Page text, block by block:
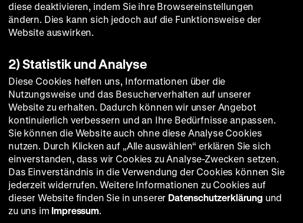
diese deaktivieren, indem Sie ihre Browsereinstellungen
ändern. Dies kann sich jedoch auf die Funktionsweise der
Website auswirken.
2) Statistik und Analyse
Diese Cookies helfen uns, Informationen über die
Nutzungsweise und das Besucherverhalten auf unserer
Website zu erhalten. Dadurch können wir unser Angebot
kontinuierlich verbessern und an Ihre Bedürfnisse anpassen.
Sie können die Website auch ohne diese Analyse Cookies
nutzen. Durch Klicken auf „Alle auswählen“ erklären Sie sich
einverstanden, dass wir Cookies zu Analyse-Zwecken setzen.
Das Einverständnis in die Verwendung der Cookies können Sie
jederzeit widerrufen. Weitere Informationen zu Cookies auf
dieser Website finden Sie in unserer Datenschutzerklärung und
zu uns im Impressum.